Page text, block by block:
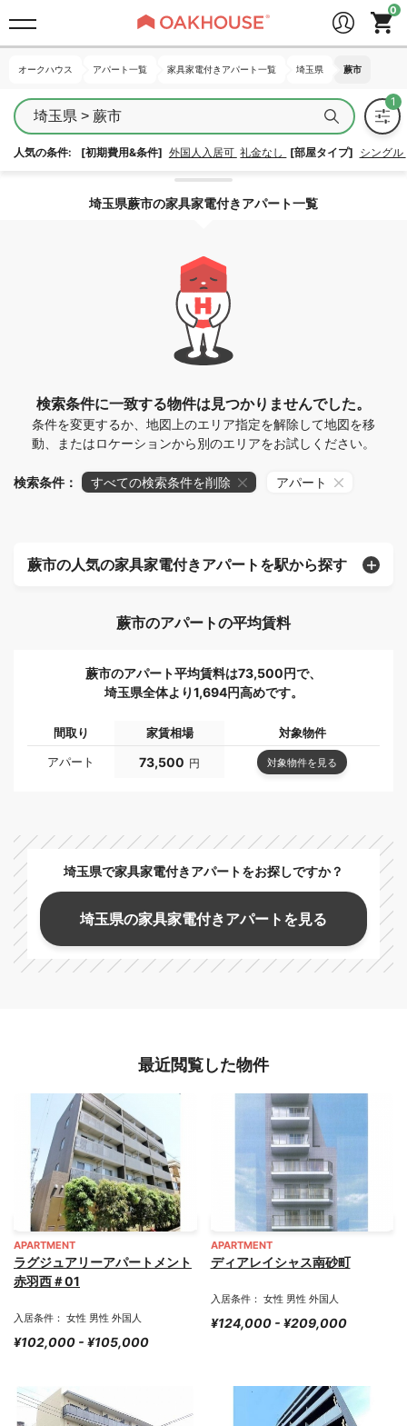
オークハウス アパート一覧 家具家電付きアパート一覧 埼玉県 蕨市
埼玉県 > 蕨市
人気の条件: [初期費用&条件] 外国人入居可 礼金なし [部屋タイプ] シングル
エリア指定を解除する
埼玉県蕨市の家具家電付きアパート一覧
検索条件に一致する物件は見つかりませんでした。
条件を変更するか、地図上のエリア指定を解除して地図を移
動、またはロケーションから別のエリアをお試しください。
検索条件： すべての検索条件を削除 アパート
蕨市の人気の家具家電付きアパートを駅から探す
蕨市のアパートの平均賃料
蕨市のアパート平均賃料は73,500円で、
埼玉県全体より1,694円高めです。
間取り 家賃相場
対象物件
アパート
73,500 円 対象物件を見る
埼玉県で家具家電付きアパートをお探しですか？
埼玉県の家具家電付きアパートを見る
最近閲覧した物件
APARTMENT
ラグジュアリーアパートメント
赤羽西＃01
入居条件： 女性 男性 外国人
¥102,000 - ¥105,000
APARTMENT
ディアレイシャス南砂町
入居条件： 女性 男性 外国人
¥124,000 - ¥209,000
オークハウス アパート一覧 家具家電付きアパート一覧 埼玉県 蕨市